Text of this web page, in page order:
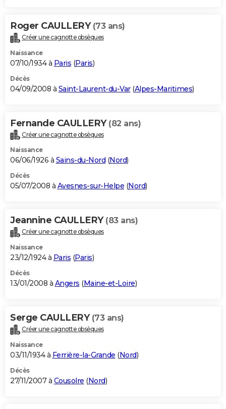
Roger CAULLERY (73 ans)
Créer une cagnotte obsèques
Naissance
07/10/1934 à Paris (Paris)
Décès
04/09/2008 à Saint-Laurent-du-Var(Alpes-Maritimes)
Fernande CAULLERY (82 ans)
Créer une cagnotte obsèques
Naissance
06/06/1926 à Sains-du-Nord (Nord)
Décès
05/07/2008 à Avesnes-sur-Helpe (Nord)
Jeannine CAULLERY (83 ans)
Créer une cagnotte obsèques
Naissance
23/12/1924 à Paris (Paris)
Décès
13/01/2008 à Angers (Maine-et-Loire)
Serge CAULLERY (73 ans)
Créer une cagnotte obsèques
Naissance
03/11/1934 à Ferrière-la-Grande (Nord)
Décès
27/11/2007 à Cousolre (Nord)